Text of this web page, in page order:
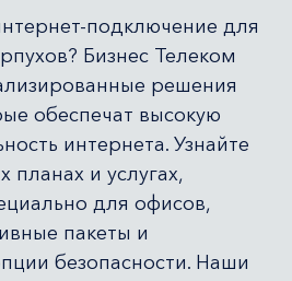
подключение для
Бизнес Телеком
решения
обеспечат высокую
интернета. Узнайте
и услугах,
для офисов,
пакеты и
безопасности. Наши